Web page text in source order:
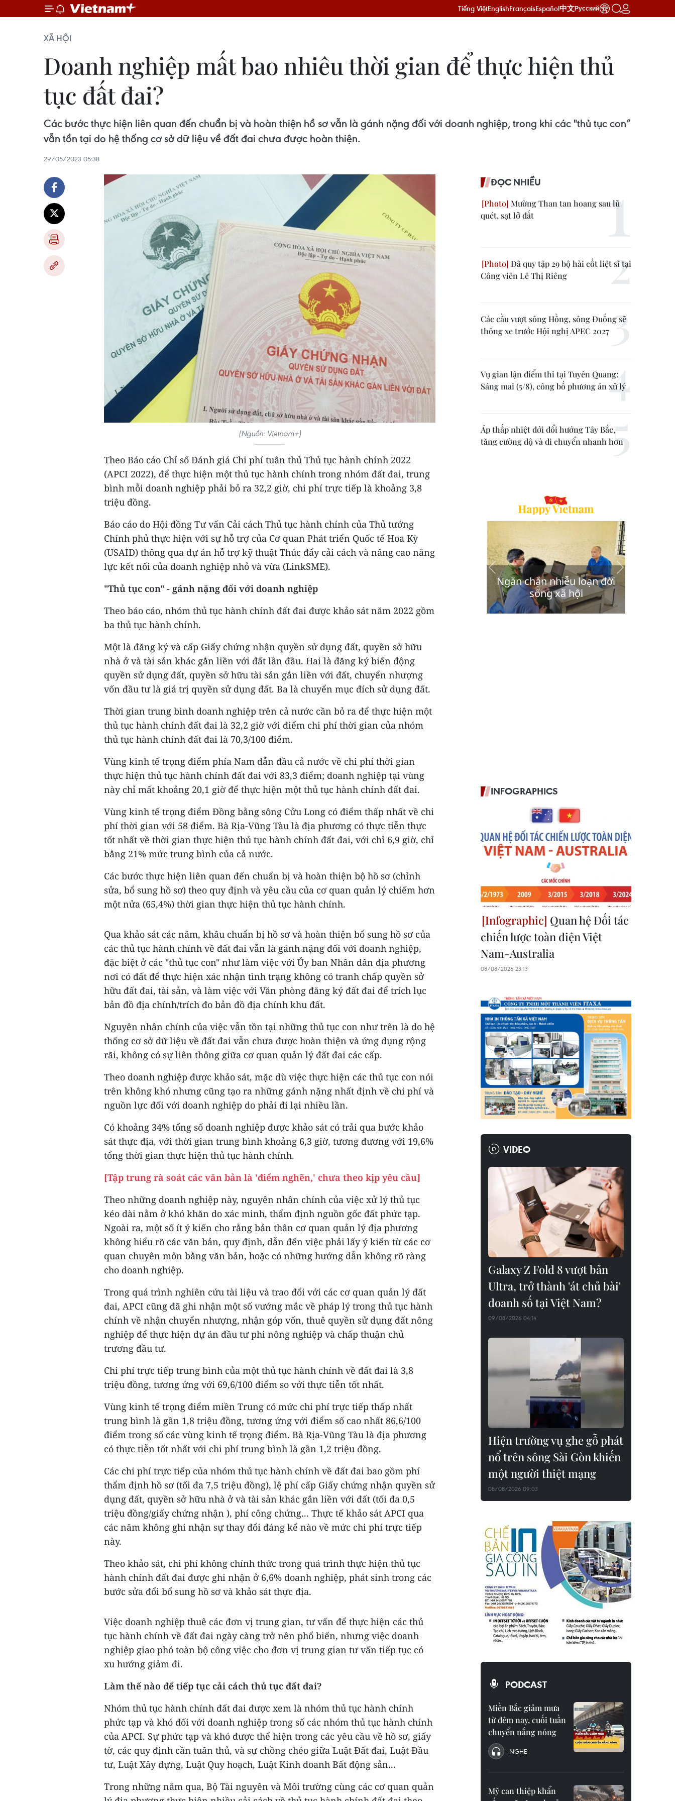
Tiếng ViệtEnglishFrançaisEspañol中文Русский
XÃ HỘI
Doanh nghiệp mất bao nhiêu thời gian để thực hiện thủ
tục đất đai?
Các bước thực hiện liên quan đến chuẩn bị và hoàn thiện hồ sơ vẫn là gánh nặng đối với doanh nghiệp, trong khi các "thủ tục con”
vẫn tồn tại do hệ thống cơ sở dữ liệu về đất đai chưa được hoàn thiện.
29/05/2023 05:38
(Nguồn: Vietnam+)
Theo Báo cáo Chỉ số Đánh giá Chi phí tuân thủ Thủ tục hành chính 2022
(APCI 2022), để thực hiện một thủ tục hành chính trong nhóm đất đai, trung
bình mỗi doanh nghiệp phải bỏ ra 32,2 giờ, chi phí trực tiếp là khoảng 3,8
triệu đồng.
Báo cáo do Hội đồng Tư vấn Cải cách Thủ tục hành chính của Thủ tướng
Chính phủ thực hiện với sự hỗ trợ của Cơ quan Phát triển Quốc tế Hoa Kỳ
(USAID) thông qua dự án hỗ trợ kỹ thuật Thúc đẩy cải cách và nâng cao năng
lực kết nối của doanh nghiệp nhỏ và vừa (LinkSME).
"Thủ tục con" - gánh nặng đối với doanh nghiệp
Theo báo cáo, nhóm thủ tục hành chính đất đai được khảo sát năm 2022 gồm
ba thủ tục hành chính.
Một là đăng ký và cấp Giấy chứng nhận quyền sử dụng đất, quyền sở hữu
nhà ở và tài sản khác gắn liền với đất lần đầu. Hai là đăng ký biến động
quyền sử dụng đất, quyền sở hữu tài sản gắn liền với đất, chuyển nhượng
vốn đầu tư là giá trị quyền sử dụng đất. Ba là chuyển mục đích sử dụng đất.
Thời gian trung bình doanh nghiệp trên cả nước cần bỏ ra để thực hiện một
thủ tục hành chính đất đai là 32,2 giờ với điểm chi phí thời gian của nhóm
thủ tục hành chính đất đai là 70,3/100 điểm.
Vùng kinh tế trọng điểm phía Nam dẫn đầu cả nước về chi phí thời gian
thực hiện thủ tục hành chính đất đai với 83,3 điểm; doanh nghiệp tại vùng
này chỉ mất khoảng 20,1 giờ để thực hiện một thủ tục hành chính đất đai.
Vùng kinh tế trọng điểm Đồng bằng sông Cửu Long có điểm thấp nhất về chi
phí thời gian với 58 điểm. Bà Rịa-Vũng Tàu là địa phương có thực tiễn thực
tốt nhất về thời gian thực hiện thủ tục hành chính đất đai, với chỉ 6,9 giờ, chỉ
bằng 21% mức trung bình của cả nước.
Các bước thực hiện liên quan đến chuẩn bị và hoàn thiện bộ hồ sơ (chỉnh
sửa, bổ sung hồ sơ) theo quy định và yêu cầu của cơ quan quản lý chiếm hơn
một nửa (65,4%) thời gian thực hiện thủ tục hành chính.
Qua khảo sát các năm, khâu chuẩn bị hồ sơ và hoàn thiện bổ sung hồ sơ của
các thủ tục hành chính về đất đai vẫn là gánh nặng đối với doanh nghiệp,
đặc biệt ở các "thủ tục con" như làm việc với Ủy ban Nhân dân địa phương
nơi có đất để thực hiện xác nhận tình trạng không có tranh chấp quyền sở
hữu đất đai, tài sản, và làm việc với Văn phòng đăng ký đất đai để trích lục
bản đồ địa chính/trích đo bản đồ địa chính khu đất.
Nguyên nhân chính của việc vẫn tồn tại những thủ tục con như trên là do hệ
thống cơ sở dữ liệu về đất đai vẫn chưa được hoàn thiện và ứng dụng rộng
rãi, không có sự liên thông giữa cơ quan quản lý đất đai các cấp.
Theo doanh nghiệp được khảo sát, mặc dù việc thực hiện các thủ tục con nói
trên không khó nhưng cũng tạo ra những gánh nặng nhất định về chi phí và
nguồn lực đối với doanh nghiệp do phải đi lại nhiều lần.
Có khoảng 34% tổng số doanh nghiệp được khảo sát có trải qua bước khảo
sát thực địa, với thời gian trung bình khoảng 6,3 giờ, tương đương với 19,6%
tổng thời gian thực hiện thủ tục hành chính.
[Tập trung rà soát các văn bản là 'điểm nghẽn,' chưa theo kịp yêu cầu]
Theo những doanh nghiệp này, nguyên nhân chính của việc xử lý thủ tục
kéo dài nằm ở khó khăn do xác minh, thẩm định nguồn gốc đất phức tạp.
Ngoài ra, một số ít ý kiến cho rằng bản thân cơ quan quản lý địa phương
không hiểu rõ các văn bản, quy định, dẫn đến việc phải lấy ý kiến từ các cơ
quan chuyên môn bằng văn bản, hoặc có những hướng dẫn không rõ ràng
cho doanh nghiệp.
Trong quá trình nghiên cứu tài liệu và trao đổi với các cơ quan quản lý đất
đai, APCI cũng đã ghi nhận một số vướng mắc về pháp lý trong thủ tục hành
chính về nhận chuyển nhượng, nhận góp vốn, thuê quyền sử dụng đất nông
nghiệp để thực hiện dự án đầu tư phi nông nghiệp và chấp thuận chủ
trương đầu tư.
Chi phí trực tiếp trung bình của một thủ tục hành chính về đất đai là 3,8
triệu đồng, tương ứng với 69,6/100 điểm so với thực tiễn tốt nhất.
Vùng kinh tế trọng điểm miền Trung có mức chi phí trực tiếp thấp nhất
trung bình là gần 1,8 triệu đồng, tương ứng với điểm số cao nhất 86,6/100
điểm trong số các vùng kinh tế trọng điểm. Bà Rịa-Vũng Tàu là địa phương
có thực tiễn tốt nhất với chi phí trung bình là gần 1,2 triệu đồng.
Các chi phí trực tiếp của nhóm thủ tục hành chính về đất đai bao gồm phí
thẩm định hồ sơ (tối đa 7,5 triệu đồng), lệ phí cấp Giấy chứng nhận quyền sử
dụng đất, quyền sở hữu nhà ở và tài sản khác gắn liền với đất (tối đa 0,5
triệu đồng/giấy chứng nhận ), phí công chứng... Thực tế khảo sát APCI qua
các năm không ghi nhận sự thay đổi đáng kể nào về mức chi phí trực tiếp
này.
Theo khảo sát, chi phí không chính thức trong quá trình thực hiện thủ tục
hành chính đất đai được ghi nhận ở 6,6% doanh nghiệp, phát sinh trong các
bước sửa đổi bổ sung hồ sơ và khảo sát thực địa.
Việc doanh nghiệp thuê các đơn vị trung gian, tư vấn để thực hiện các thủ
tục hành chính về đất đai ngày càng trở nên phổ biến, nhưng việc doanh
nghiệp giao phó toàn bộ công việc cho đơn vị trung gian tư vấn tiếp tục có
xu hướng giảm đi.
Làm thế nào để tiếp tục cải cách thủ tục đất đai?
Nhóm thủ tục hành chính đất đai được xem là nhóm thủ tục hành chính
phức tạp và khó đối với doanh nghiệp trong số các nhóm thủ tục hành chính
của APCI. Sự phức tạp và khó được thể hiện trong các yêu cầu về hồ sơ, giấy
tờ, các quy định cần tuân thủ, và sự chồng chéo giữa Luật Đất đai, Luật Đầu
tư, Luật Xây dựng, Luật Quy hoạch, Luật Kinh doanh Bất động sản...
Trong những năm qua, Bộ Tài nguyên và Môi trường cùng các cơ quan quản
ĐỌC NHIỀU
Mường Than tan hoang sau lũ
quét, sạt lở đất
Đã quy tập 29 bộ hài cốt liệt sĩ tại
Công viên Lê Thị Riêng
Các cầu vượt sông Hồng, sông Đuống sẽ
thông xe trước Hội nghị APEC 2027
Vụ gian lận điểm thi tại Tuyên Quang:
Sáng mai (5/8), công bố phương án xử lý
Áp thấp nhiệt đới đổi hướng Tây Bắc,
tăng cường độ và di chuyển nhanh hơn
INFOGRAPHICS
Quan hệ Đối tác
chiến lược toàn diện Việt
Nam-Australia
08/08/2026 23:13
VIDEO
Galaxy Z Fold 8 vượt bản
Ultra, trở thành 'át chủ bài'
doanh số tại Việt Nam?
09/08/2026 04:14
Hiện trường vụ ghe gỗ phát
nổ trên sông Sài Gòn khiến
một người thiệt mạng
08/08/2026 09:03
PODCAST
Miền Bắc giảm mưa
từ đêm nay, cuối tuần
chuyển nắng nóng
NGHE
Mỹ can thiệp khẩn